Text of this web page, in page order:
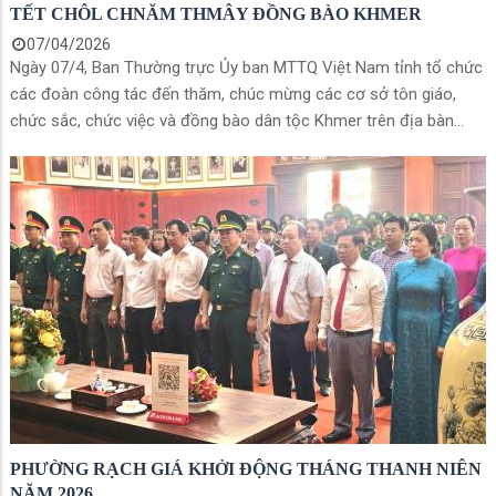
TẾT CHÔL CHNĂM THMÂY ĐỒNG BÀO KHMER
07/04/2026
Ngày 07/4, Ban Thường trực Ủy ban MTTQ Việt Nam tỉnh tổ chức
các đoàn công tác đến thăm, chúc mừng các cơ sở tôn giáo,
chức sắc, chức việc và đồng bào dân tộc Khmer trên địa bàn
năm 2026.
PHƯỜNG RẠCH GIÁ KHỞI ĐỘNG THÁNG THANH NIÊN